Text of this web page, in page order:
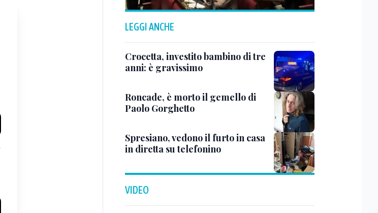
LEGGI ANCHE
Crocetta, investito bambino di tre
anni: è gravissimo
Roncade, è morto il gemello di
Paolo Gorghetto
Spresiano, vedono il furto in casa
in diretta su telefonino
VIDEO